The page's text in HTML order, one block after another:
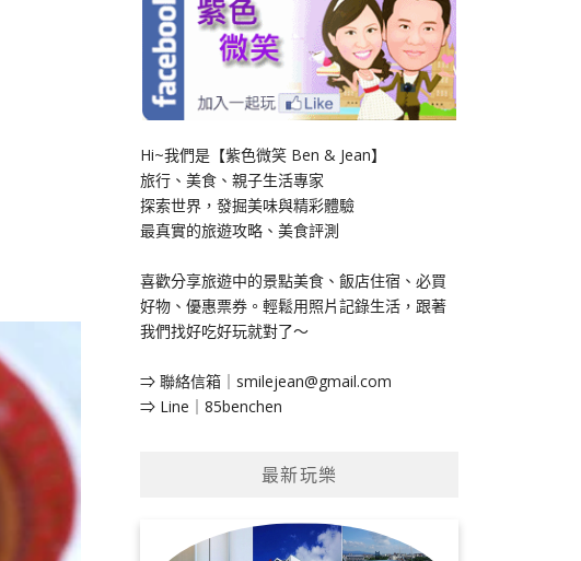
Hi~我們是【紫色微笑 Ben & Jean】
旅行、美食、親子生活專家
探索世界，發掘美味與精彩體驗
最真實的旅遊攻略、美食評測
喜歡分享旅遊中的景點美食、飯店住宿、必買
好物、優惠票券。輕鬆用照片記錄生活，跟著
我們找好吃好玩就對了～
⇒ 聯絡信箱｜ smilejean@gmail.com
⇒ Line｜85benchen
最新玩樂